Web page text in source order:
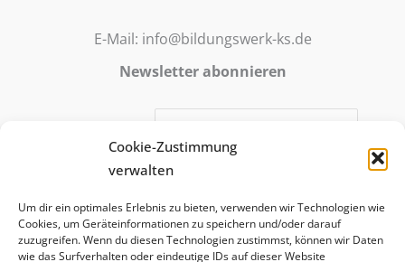
Cookie-Zustimmung
verwalten
Um dir ein optimales Erlebnis zu bieten, verwenden wir Technologien wie
Cookies, um Geräteinformationen zu speichern und/oder darauf
zuzugreifen. Wenn du diesen Technologien zustimmst, können wir Daten
wie das Surfverhalten oder eindeutige IDs auf dieser Website
E-Mail: info@bildungswerk-ks.de
Newsletter abonnieren
Adresse für die Zusendung des abonnierten E-Mail-
Newsletter verwendet wird. Die Anmeldung ist freiwillig